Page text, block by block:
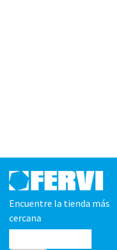
Encuentre la tienda más
cercana